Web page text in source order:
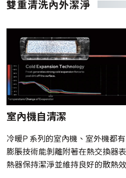
雙重清洗內外潔淨
室內機自清潔
冷暖P 系列的室內機、室外機都
膨脹技術能剝離附著在熱交換器
熱器保持潔淨並維持良好的散熱